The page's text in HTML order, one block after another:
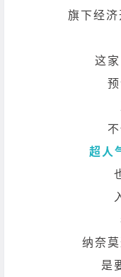
旗下经
这
超人
纳奈
是